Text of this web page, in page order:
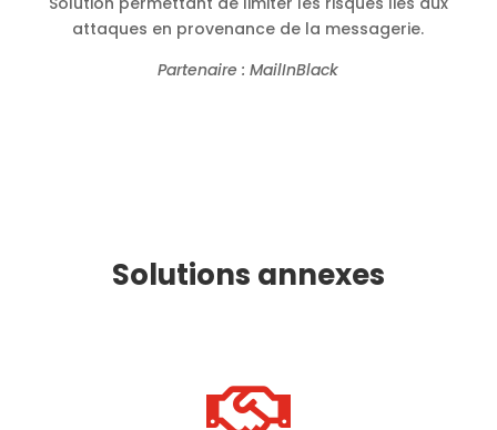
attaques en provenance de la messagerie.
Partenaire : MailInBlack
Solutions annexes
